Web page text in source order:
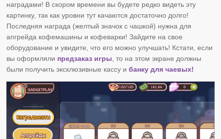
наградами! В скором времени вы будете редко видеть эту
картинку, так как уровни тут качаются достаточно долго!
Последняя награда (желтый значок с чашкой) нужна для
апгрейда кофемашины и кофеварки! Зайдите на свое
оборудование и увидите, что его можно улучшать! Кстати, если
вы оформляли предзаказ игры , то на этом экране должны
были получить эксклюзивные кассу ибанку для чаевых!